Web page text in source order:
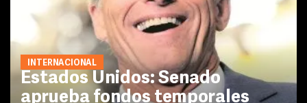
INTERNACIONAL
Estados Unidos: Senado
aprueba fondos temporales